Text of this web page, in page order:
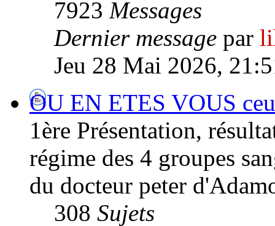
7923 Messages
Dernier message par
Jeu 28 Mai 2026,
OU EN ETES VOUS
1ère Présentation,
régime des 4 groupes
du docteur peter
308 Sujets